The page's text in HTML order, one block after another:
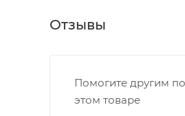
Отзывы
Помогите другим
этом товаре